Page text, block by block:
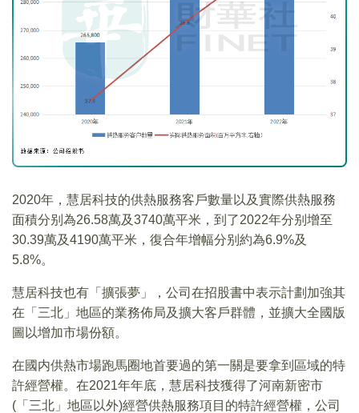
2020年，慧居科技的供熱服務客戶數量以及實際供熱服務
面積分别為26.58萬及3740萬平米，到了2022年分别增至
30.39萬及4190萬平米，復合年增幅分别約為6.9%及
5.8%。
慧居科技也有「擴張夢」，公司在招股書中表示計劃加強其
在「三北」地區的業務佈局及擴大客戶群體，並擴大全國版
圖以增加市場份額。
在國内供熱市場跑馬圈地首要過的第一關是要拿到區域的特
許經營權。在2021年年底，慧居科技獲得了河南新密市
(「三北」地區以外)經營供熱服務項目的特許經營權，公司